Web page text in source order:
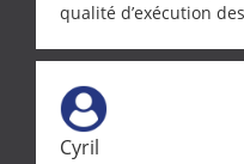
qualité d’exécution
Cyril